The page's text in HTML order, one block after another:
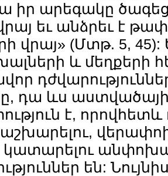
իր արեգակը
եւ անձրեւ է
վրայ» (Մտթ. 5,
և մեղքերի
դա ևս
է,
կատարելու
են: